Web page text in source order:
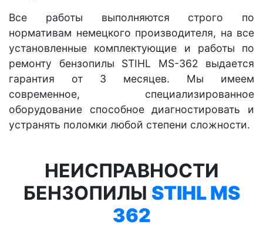
Все работы выполняются строго по
нормативам немецкого производителя, на все
установленные комплектующие и работы по
ремонту бензопилы STIHL MS-362 выдается
гарантия от 3 месяцев. Мы имеем
современное, специализированное
оборудование способное диагностировать и
устранять поломки любой степени сложности.
НЕИСПРАВНОСТИ
БЕНЗОПИЛЫ STIHL MS
362